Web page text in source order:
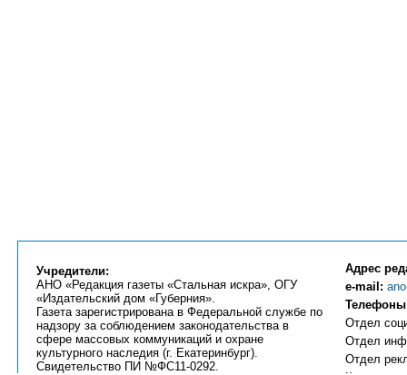
Учредители:
АНО «Редакция газеты «Стальная искра», ОГУ
«Издательский дом «Губерния».
Газета зарегистрирована в Федеральной службе по
надзору за соблюдением законодательства в
сфере массовых коммуникаций и охране
культурного наследия (г. Екатеринбург).
Свидетельство ПИ №ФС11-0292.
Адрес
e-mail:
Отдел
Отдел
Отдел